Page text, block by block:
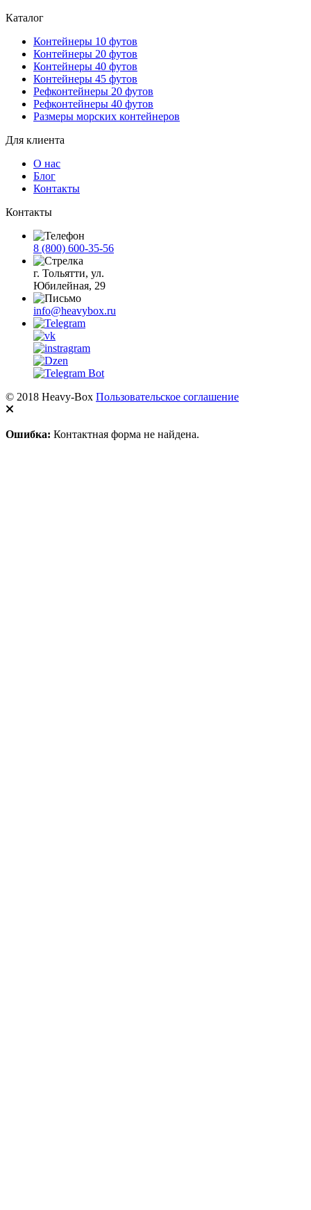
Каталог
Контейнеры 10 футов
Контейнеры 20 футов
Контейнеры 40 футов
Контейнеры 45 футов
Рефконтейнеры 20 футов
Рефконтейнеры 40 футов
Размеры морских контейнеров
Для клиента
О нас
Блог
Контакты
Контакты
8 (800) 600-35-56
г. Тольятти, ул.
Юбилейная, 29
info@heavybox.ru
© 2018 Heavy-Box Пользовательское соглашение
Ошибка: Контактная форма не найдена.